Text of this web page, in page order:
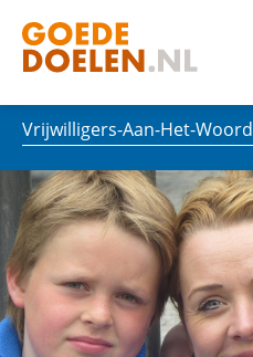
Vrijwilligers-Aan-Het-Woord